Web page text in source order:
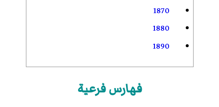
1870
1880
1890
فهارس فرعية